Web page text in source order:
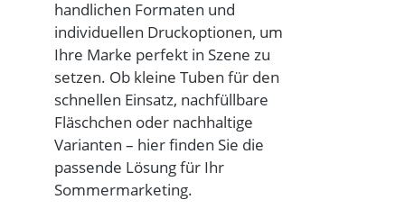
handlichen Formaten und
individuellen Druckoptionen, um
Ihre Marke perfekt in Szene zu
setzen. Ob kleine Tuben für den
schnellen Einsatz, nachfüllbare
Fläschchen oder nachhaltige
Varianten – hier finden Sie die
passende Lösung für Ihr
Sommermarketing.